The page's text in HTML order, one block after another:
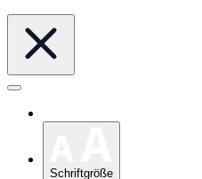
Schriftgröße